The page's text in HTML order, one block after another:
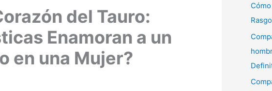
del Tauro:
Enamoran a un
en una Mujer?